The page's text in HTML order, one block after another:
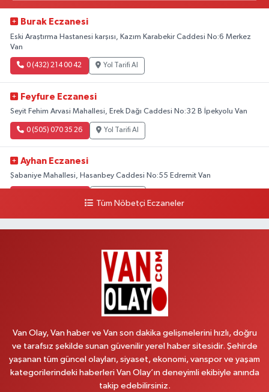
Burak Eczanesi
Eski Araştırma Hastanesi karşısı, Kazım Karabekir Caddesi No:6 Merkez
Van
0 (432) 214 00 42 Yol Tarifi Al
Feyfure Eczanesi
Seyit Fehim Arvasi Mahallesi, Erek Dağı Caddesi No:32 B İpekyolu Van
0 (505) 070 35 26 Yol Tarifi Al
Ayhan Eczanesi
Şabaniye Mahallesi, Hasanbey Caddesi No:55 Edremit Van
Yol Tarifi Al
Vanyolu Mahallesi, Kara Yusuf Bey Caddesi No:99 B Erciş Van
0 (432) 351 02 96 Yol Tarifi Al
Koç Eczanesi
Cumhuriyet Mahallesi, Konak Sokak No:6 Gürpınar Van
Tüm Nöbetçi Eczaneler
Van Olay, Van haber ve Van son dakika gelişmelerini hızlı, doğru
ve tarafsız şekilde sunan güvenilir yerel haber sitesidir. Şehirde
yaşanan tüm güncel olayları, siyaset, ekonomi, vanspor ve yaşam
kategorilerindeki haberleri Van Olay’ın deneyimli ekibiyle anında
takip edebilirsiniz.